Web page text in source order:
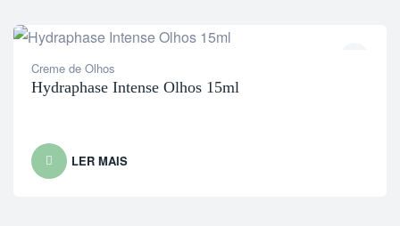
Creme de Olhos
Hydraphase Intense Olhos 15ml
LER MAIS